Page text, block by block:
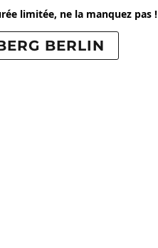
limitée, ne la manquez pas !
BERLIN